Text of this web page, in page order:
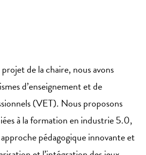
de la chaire, nous avons
d’enseignement et de
(VET). Nous proposons
à la formation en industrie 5.0,
pédagogique innovante et